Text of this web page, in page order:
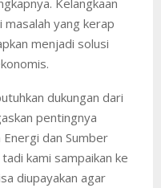
yang kerap
menjadi solusi
dukungan dari
pentingnya
dan Sumber
kami sampaikan ke
diupayakan agar